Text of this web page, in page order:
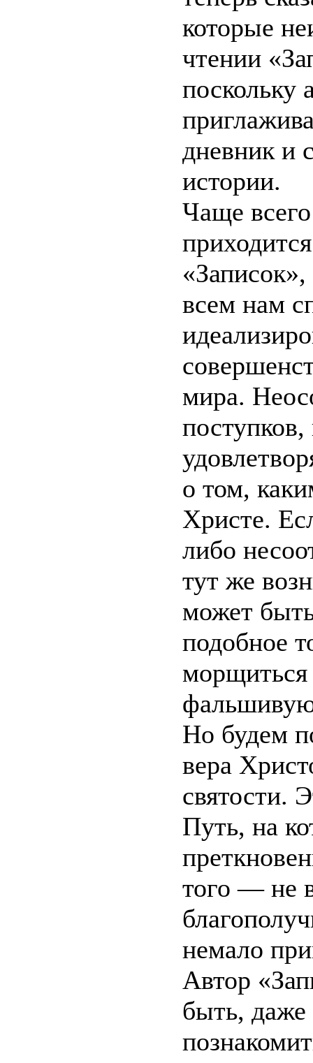
которые
чтении
поскольку
дневник и
истории.
Чаще
всем нам
мира.
о том,
Христе.
либо
тут же
может
подобное
Но будем
вера
святости.
Путь, на
того — не
немало
Автор
быть,